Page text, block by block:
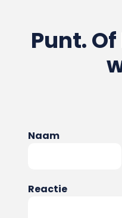
Punt.
Naam
Reactie